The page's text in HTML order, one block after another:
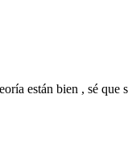
están bien , sé que